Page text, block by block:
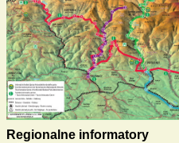
Regionalne informatory